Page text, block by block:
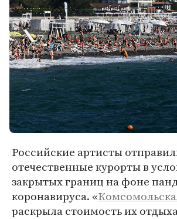
Российские артисты
отечественные курорты в
закрытых границ на фоне
коронавируса. «
раскрыла стоимость их